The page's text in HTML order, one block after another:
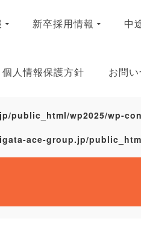
新卒採用情報 中
個人情報保護方針 お問
public_html/wp2025/wp-
ace-group.jp/